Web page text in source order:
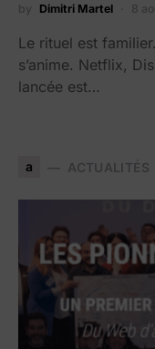
by Dimitri Martel 8
Le rituel est
s’anime. Netflix,
lancée est…
a ACTUALITÉS